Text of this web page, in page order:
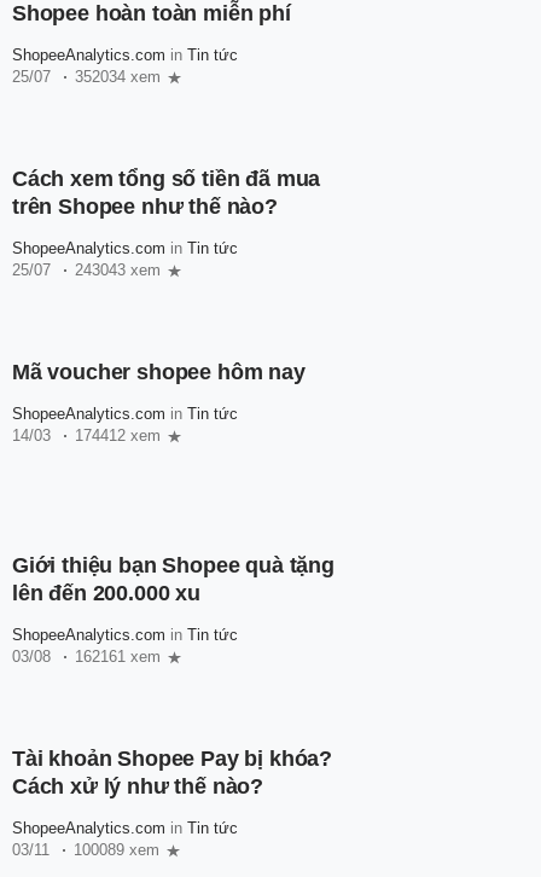
Shopee hoàn toàn miễn phí
ShopeeAnalytics.com in Tin tức
25/07
352034 xem
Cách xem tổng số tiền đã mua
trên Shopee như thế nào?
ShopeeAnalytics.com in Tin tức
25/07
243043 xem
Mã voucher shopee hôm nay
ShopeeAnalytics.com in Tin tức
14/03
174412 xem
Giới thiệu bạn Shopee quà tặng
lên đến 200.000 xu
ShopeeAnalytics.com in Tin tức
03/08
162161 xem
Tài khoản Shopee Pay bị khóa?
Cách xử lý như thế nào?
ShopeeAnalytics.com in Tin tức
03/11
100089 xem